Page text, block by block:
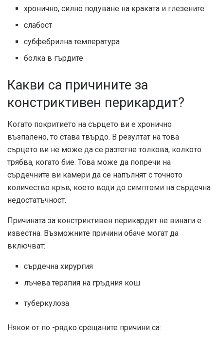
хронично, силно подуване на краката и глезените
слабост
субфебрилна температура
болка в гърдите
Какви са причините за
констриктивен перикардит?
Когато покритието на сърцето ви е хронично
възпалено, то става твърдо. В резултат на това
сърцето ви не може да се разтегне толкова, колкото
трябва, когато бие. Това може да попречи на
сърдечните ви камери да се напълнят с точното
количество кръв, което води до симптоми на сърдечна
недостатъчност.
Причината за констриктивен перикардит не винаги е
известна. Възможните причини обаче могат да
включват:
сърдечна хирургия
лъчева терапия на гръдния кош
туберкулоза
Някои от по -рядко срещаните причини са: